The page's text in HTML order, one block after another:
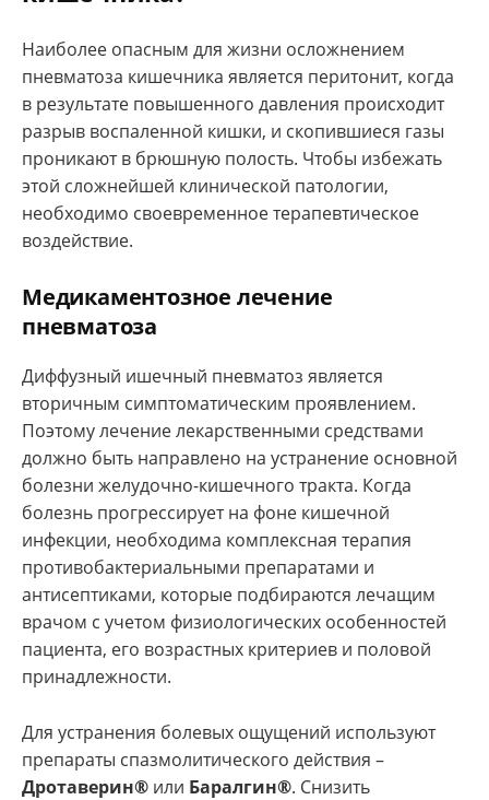
Наиболее опасным для жизни осложнением
пневматоза кишечника является перитонит, когда
в результате повышенного давления происходит
разрыв воспаленной кишки, и скопившиеся газы
проникают в брюшную полость. Чтобы избежать
этой сложнейшей клинической патологии,
необходимо своевременное терапевтическое
воздействие.
Медикаментозное лечение
пневматоза
Диффузный ишечный пневматоз является
вторичным симптоматическим проявлением.
Поэтому лечение лекарственными средствами
должно быть направлено на устранение основной
болезни желудочно-кишечного тракта. Когда
болезнь прогрессирует на фоне кишечной
инфекции, необходима комплексная терапия
противобактериальными препаратами и
антисептиками, которые подбираются лечащим
врачом с учетом физиологических особенностей
пациента, его возрастных критериев и половой
принадлежности.
Для устранения болевых ощущений используют
препараты спазмолитического действия –
Дротаверин® или Баралгин®. Снизить